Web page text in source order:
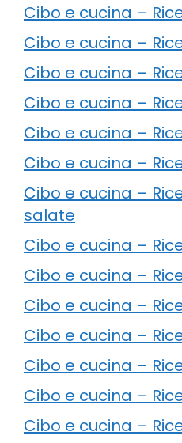
Cibo e cucina –
Cibo e cucina –
Cibo e cucina –
Cibo e cucina –
Cibo e cucina –
Cibo e cucina –
Cibo e cucina –
salate
Cibo e cucina –
Cibo e cucina –
Cibo e cucina –
Cibo e cucina –
Cibo e cucina –
Cibo e cucina –
Cibo e cucina –